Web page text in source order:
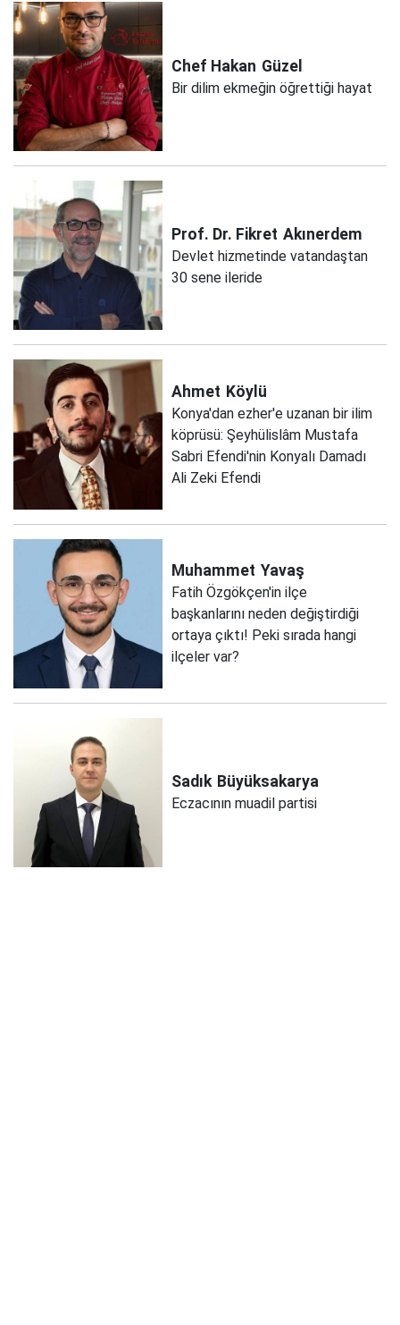
Chef Hakan Güzel
Bir dilim ekmeğin öğrettiği hayat
Prof. Dr. Fikret Akınerdem
Devlet hizmetinde vatandaştan
30 sene ileride
Ahmet Köylü
Konya'dan ezher'e uzanan bir ilim
köprüsü: Şeyhülislâm Mustafa
Sabri Efendi'nin Konyalı Damadı
Ali Zeki Efendi
Muhammet Yavaş
Fatih Özgökçen'in ilçe
başkanlarını neden değiştirdiği
ortaya çıktı! Peki sırada hangi
ilçeler var?
Sadık Büyüksakarya
Eczacının muadil partisi